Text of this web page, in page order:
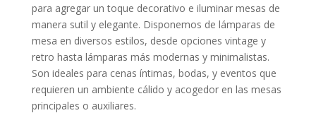
para agregar un toque decorativo e iluminar mesas de
manera sutil y elegante. Disponemos de lámparas de
mesa en diversos estilos, desde opciones vintage y
retro hasta lámparas más modernas y minimalistas.
Son ideales para cenas íntimas, bodas, y eventos que
requieren un ambiente cálido y acogedor en las mesas
principales o auxiliares.